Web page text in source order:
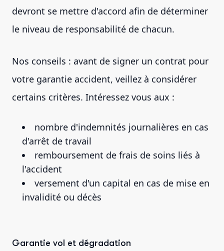
devront se mettre d'accord afin de déterminer
le niveau de responsabilité de chacun.
Nos conseils : avant de signer un contrat pour
votre garantie accident, veillez à considérer
certains critères. Intéressez vous aux :
nombre d'indemnités journalières en cas
d'arrêt de travail
remboursement de frais de soins liés à
l'accident
versement d'un capital en cas de mise en
invalidité ou décès
Garantie vol et dégradation